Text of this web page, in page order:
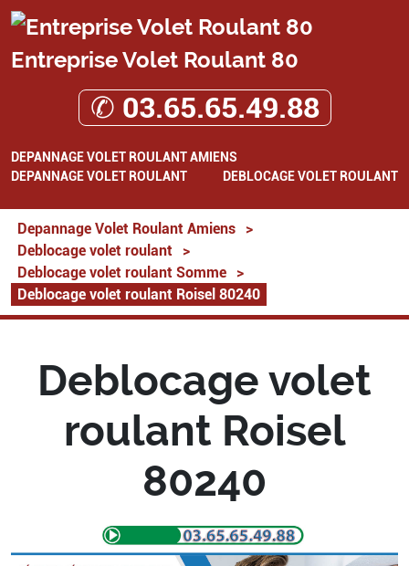
Entreprise Volet Roulant 80
✆ 03.65.65.49.88
DEPANNAGE VOLET ROULANT AMIENS
DEPANNAGE VOLET ROULANT
DEBLOCAGE VOLET ROULANT
Depannage Volet Roulant Amiens
>
Deblocage volet roulant
>
Deblocage volet roulant Somme
>
Deblocage volet roulant Roisel 80240
Deblocage volet
roulant Roisel
80240